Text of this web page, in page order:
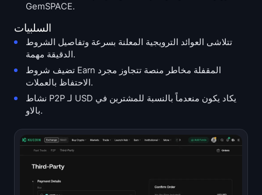
GemSPACE.
السلبيات
تتلاشى العوائد الترويجية المعلنة بسرعة وتفاصيل الشروط
الدقيقة مهمة.
تضيف شروط Earn المقفلة مخاطر منصة تتجاوز مجرد
الاحتفاظ بالعملات.
نشاط P2P لـ USD يكاد يكون منعدماً بالنسبة للمشترين في
بالاو.